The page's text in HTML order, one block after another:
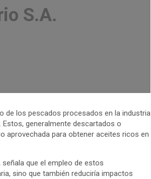
S.A.
de los pescados procesados en la industria
generalmente descartados o
aprovechada para obtener aceites ricos en
que el empleo de estos
sino que también reduciría impactos